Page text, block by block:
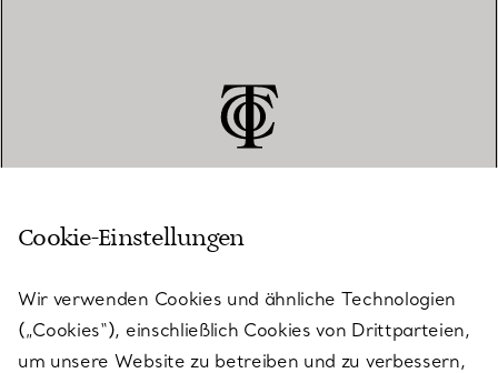
KUNDENSERVICE
SERVICES
Cookie-Einstellungen
Wir verwenden Cookies und ähnliche Technologien
(„Cookies“), einschließlich Cookies von Drittparteien,
um unsere Website zu betreiben und zu verbessern,